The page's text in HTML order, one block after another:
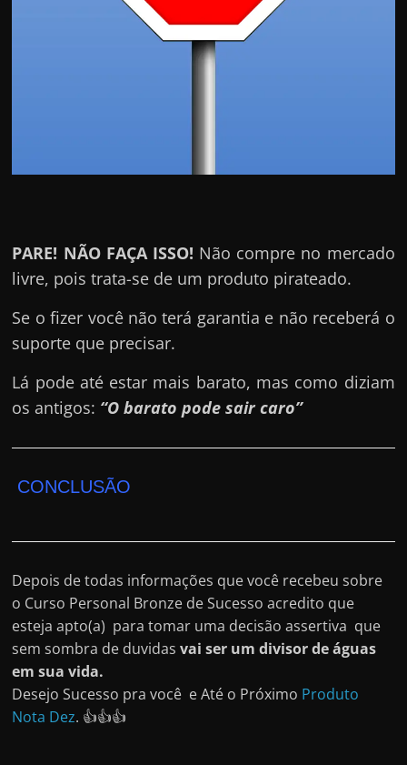
PARE! NÃO FAÇA ISSO! Não compre no mercado
livre, pois trata-se de um produto pirateado.
Se o fizer você não terá garantia e não receberá o
suporte que precisar.
Lá pode até estar mais barato, mas como diziam
os antigos: “O barato pode sair caro”
CONCLUSÃO
Depois de todas informações que você recebeu sobre
o Curso Personal Bronze de Sucesso acredito que
esteja apto(a) para tomar uma decisão assertiva que
sem sombra de duvidasvai ser um divisor de águas
em sua vida.
Desejo Sucesso pra você e Até o Próximo Produto
Nota Dez. 👍👍👍